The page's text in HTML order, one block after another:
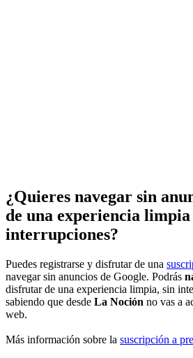
¿Quieres navegar sin
de una experiencia
interrupciones?
Puedes registrarse y disfrutar de una
navegar sin anuncios de Google. Podrás
disfrutar de una experiencia limpia, sin
sabiendo que desde La Noción no vas a
web.
Más información sobre la suscripción a